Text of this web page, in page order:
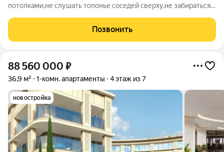
потолками,не слушать топонье соседей сверху,не забираться
чудесную квартиру! Уникальное предложение в центре Сочи!
Перепланирована в
Позвонить
88 560 000 ₽
36,9 м² 1-комн. апартаменты 4 этаж из 7
новостройка